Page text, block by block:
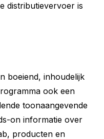
distributievervoer is
boeiend, inhoudelijk
ook een
toonaangevende
on informatie over
producten en